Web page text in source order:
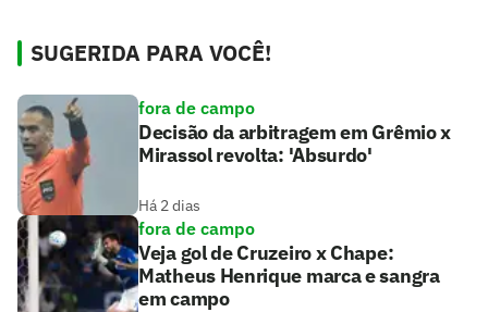
SUGERIDA PARA VOCÊ!
fora de campo
Decisão da arbitragem em Grêmio x
Mirassol revolta: 'Absurdo'
Há 2 dias
fora de campo
Veja gol de Cruzeiro x Chape:
Matheus Henrique marca e sangra
em campo